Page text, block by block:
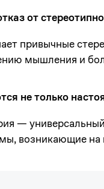
от
привычные
мышления и
не только
—
возникающие на